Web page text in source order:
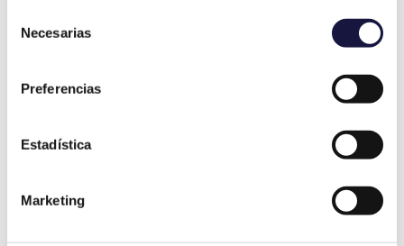
Necesarias
Preferencias
Estadística
Marketing
relevante sobre la circulación y el uso
instrumento es esencial para mejorar
la seguridad vial y optimizar la gestión
almacena, se encuentran:
Parámetros del vehículo: